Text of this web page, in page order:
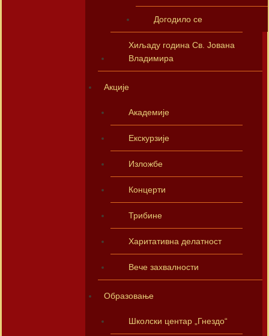
Догодило се
Хиљаду година Св. Јована
Владимира
Акције
Академије
Екскурзије
Изложбе
Концерти
Трибине
Харитативна делатност
Вече захвалности
Образовање
Школски центар „Гнездо“